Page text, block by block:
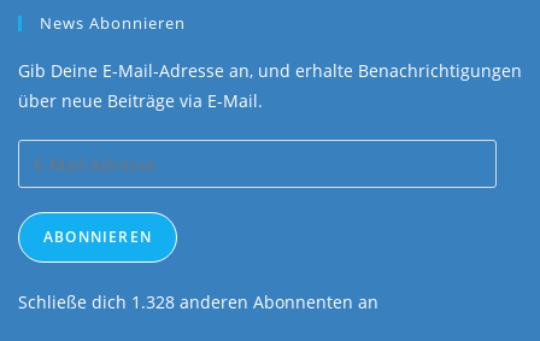
News Abonnieren
Gib Deine E-Mail-Adresse an, und erhalte Benachrichtigungen
über neue Beiträge via E-Mail.
Mail-
Adresse
ABONNIEREN
Schließe dich 1.328 anderen Abonnenten an